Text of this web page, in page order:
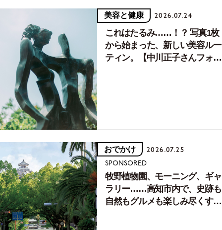
美容と健康 2026.07.24
これはたるみ……！？ 写真1枚
から始まった、新しい美容ルー
ティン。【中川正子さんフォト
おでかけ 2026.07.25
SPONSORED
牧野植物園、モーニング、ギャ
ラリー……高知市内で、史跡も
自然もグルメも楽しみ尽くす！